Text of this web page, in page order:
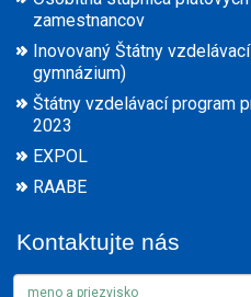
zamestnancov
Inovovaný Štátny
gymnázium)
Štátny vzdelávací program
2023
EXPOL
RAABE
Kontaktujte nás